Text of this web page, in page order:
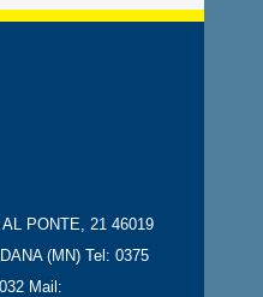
PONTE, 21 46019
(MN) Tel: 0375
Mail: